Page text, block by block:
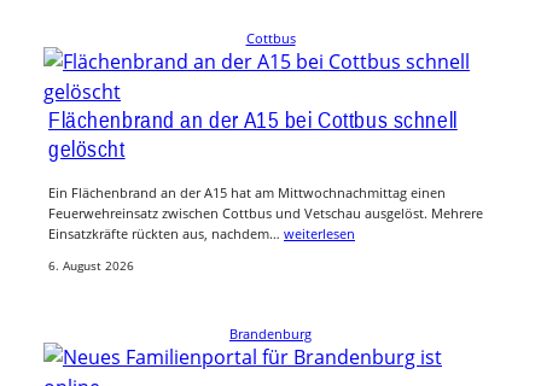
Cottbus
Flächenbrand an der A15 bei Cottbus schnell
gelöscht
Ein Flächenbrand an der A15 hat am Mittwochnachmittag einen
Feuerwehreinsatz zwischen Cottbus und Vetschau ausgelöst. Mehrere
Einsatzkräfte rückten aus, nachdem… weiterlesen
6. August 2026
Brandenburg